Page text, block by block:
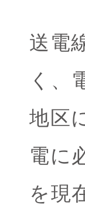
送電
く、
地区
電に
を現